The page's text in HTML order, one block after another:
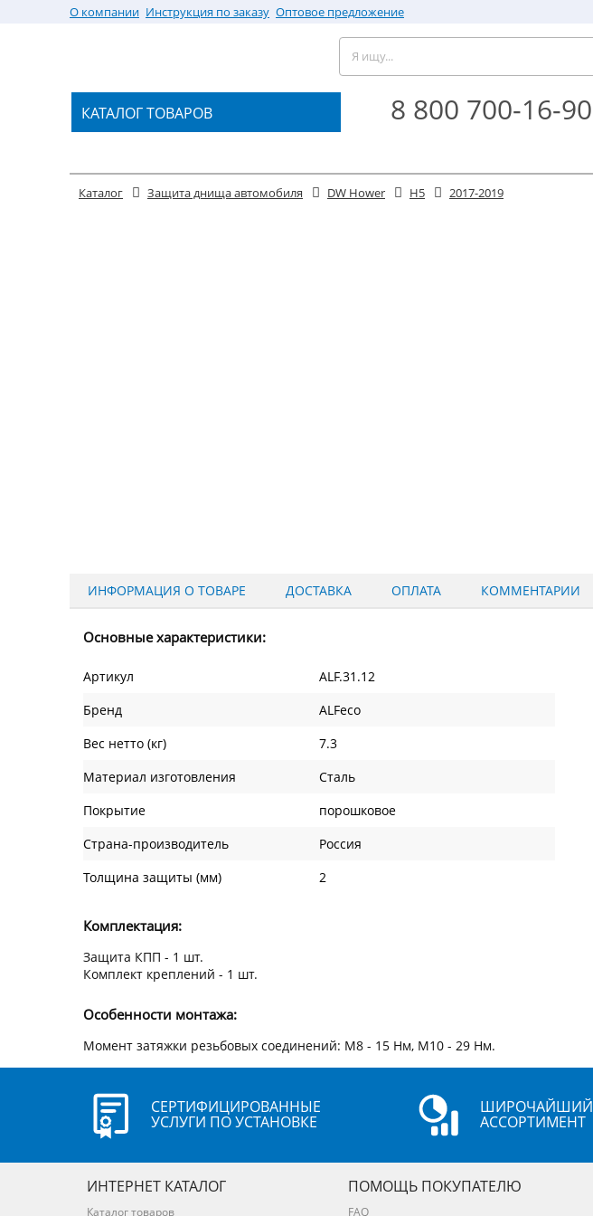
О компании Инструкция по заказу Оптовое предложение
КАТАЛОГ ТОВАРОВ 8 800 700-16-90
Каталог Защита днища автомобиля DW Hower H5 2017-2019
ИНФОРМАЦИЯ О ТОВАРЕ ДОСТАВКА ОПЛАТА КОММЕНТАРИИ
Основные характеристики:
Артикул
ALF.31.12
Бренд
ALFeco
Вес нетто (кг)
7.3
Материал изготовления
Сталь
Покрытие
порошковое
Страна-производитель
Россия
Толщина защиты (мм)
2
Комплектация:
Защита КПП - 1 шт.
Комплект креплений - 1 шт.
Особенности монтажа:
Момент затяжки резьбовых соединений: М8 - 15 Нм, М10 - 29 Нм.
СЕРТИФИЦИРОВАННЫЕ
УСЛУГИ ПО УСТАНОВКЕ
ШИРОЧАЙШИЙ
АССОРТИМЕНТ
ИНТЕРНЕТ КАТАЛОГ
Каталог товаров
ПОМОЩЬ ПОКУПАТЕЛЮ
FAQ